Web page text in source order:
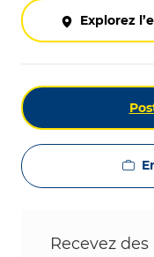
Explorez
Recevez